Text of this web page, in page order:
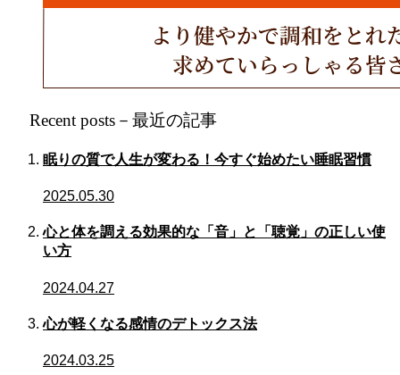
Recent posts－最近の記事
眠りの質で人生が変わる！今すぐ始めたい睡眠習慣
2025.05.30
心と体を調える効果的な「音」と「聴覚」の正しい使
い方
2024.04.27
心が軽くなる感情のデトックス法
2024.03.25